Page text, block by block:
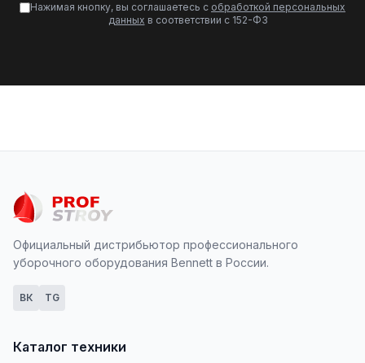
Нажимая кнопку, вы соглашаетесь с обработкой персональных
данных в соответствии с 152-ФЗ
Официальный дистрибьютор профессионального
уборочного оборудования Bennett в России.
ВК TG
Каталог техники